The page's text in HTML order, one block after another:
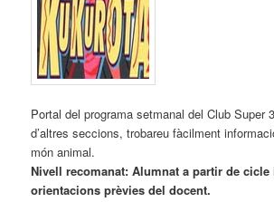
Portal del programa setmanal del Club Super
d’altres seccions, trobareu fàcilment
món animal.
Nivell recomanat: Alumnat a partir de
orientacions prèvies del docent.